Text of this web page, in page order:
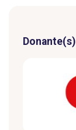
Donante(s)